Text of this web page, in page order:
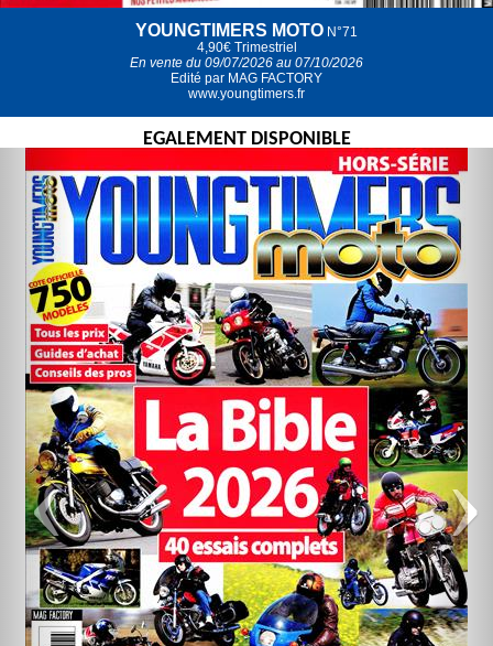
YOUNGTIMERS MOTO N°71
4,90€ Trimestriel
En vente du 09/07/2026 au 07/10/2026
Edité par MAG FACTORY
www.youngtimers.fr
EGALEMENT DISPONIBLE